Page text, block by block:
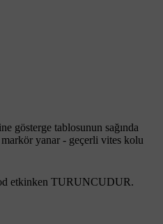
gösterge tablosunun sağında
yanar - geçerli vites kolu
etkinken TURUNCUDUR.